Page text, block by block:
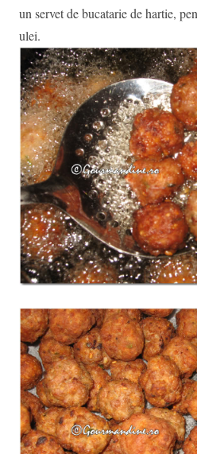
un servet de bucatarie de hartie,
ulei.